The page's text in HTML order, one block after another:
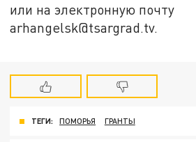
или на электронную почту
arhangelsk@tsargrad.tv.
ТЕГИ: ПОМОРЬЯ ГРАНТЫ